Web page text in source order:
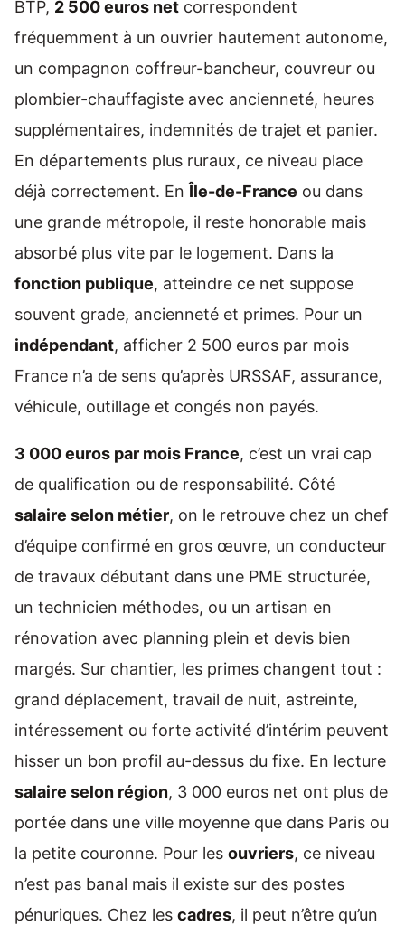
BTP, 2 500 euros net correspondent
fréquemment à un ouvrier hautement autonome,
un compagnon coffreur-bancheur, couvreur ou
plombier-chauffagiste avec ancienneté, heures
supplémentaires, indemnités de trajet et panier.
En départements plus ruraux, ce niveau place
déjà correctement. En Île-de-France ou dans
une grande métropole, il reste honorable mais
absorbé plus vite par le logement. Dans la
fonction publique, atteindre ce net suppose
souvent grade, ancienneté et primes. Pour un
indépendant, afficher 2 500 euros par mois
France n’a de sens qu’après URSSAF, assurance,
véhicule, outillage et congés non payés.
3 000 euros par mois France, c’est un vrai cap
de qualification ou de responsabilité. Côté
salaire selon métier, on le retrouve chez un chef
d’équipe confirmé en gros œuvre, un conducteur
de travaux débutant dans une PME structurée,
un technicien méthodes, ou un artisan en
rénovation avec planning plein et devis bien
margés. Sur chantier, les primes changent tout :
grand déplacement, travail de nuit, astreinte,
intéressement ou forte activité d’intérim peuvent
hisser un bon profil au-dessus du fixe. En lecture
salaire selon région, 3 000 euros net ont plus de
portée dans une ville moyenne que dans Paris ou
la petite couronne. Pour les ouvriers, ce niveau
n’est pas banal mais il existe sur des postes
pénuriques. Chez les cadres, il peut n’être qu’un